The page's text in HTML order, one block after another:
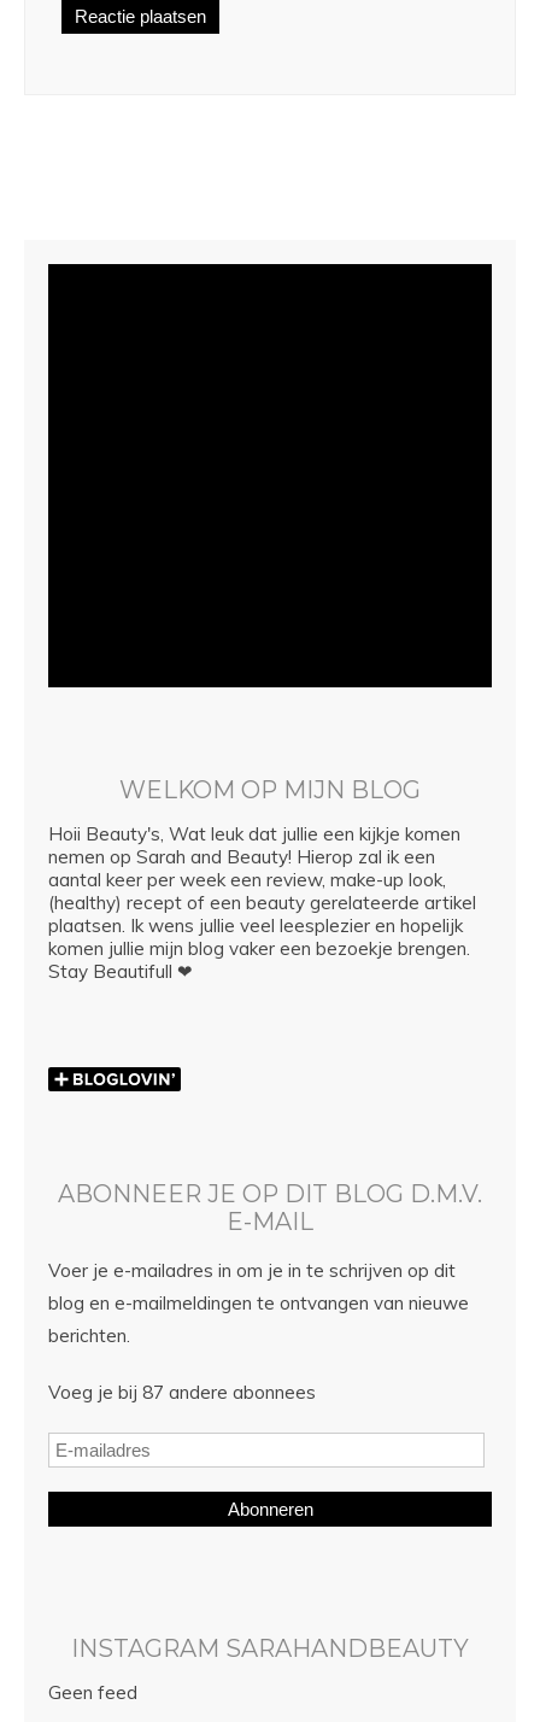
WELKOM OP MIJN BLOG
Hoii Beauty's, Wat leuk dat jullie een kijkje komen
nemen op Sarah and Beauty! Hierop zal ik een
aantal keer per week een review, make-up look,
(healthy) recept of een beauty gerelateerde artikel
plaatsen. Ik wens jullie veel leesplezier en hopelijk
komen jullie mijn blog vaker een bezoekje brengen.
Stay Beautifull ❤
ABONNEER JE OP DIT BLOG D.M.V.
E-MAIL
Voer je e-mailadres in om je in te schrijven op dit
blog en e-mailmeldingen te ontvangen van nieuwe
berichten.
Voeg je bij 87 andere abonnees
Abonneren
INSTAGRAM SARAHANDBEAUTY
Geen feed